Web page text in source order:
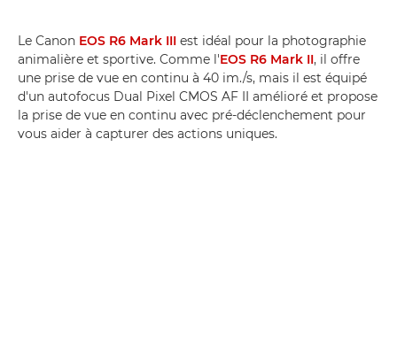
Le Canon EOS R6 Mark III est idéal pour la photographie
animalière et sportive. Comme l'EOS R6 Mark II, il offre
une prise de vue en continu à 40 im./s, mais il est équipé
d'un autofocus Dual Pixel CMOS AF II amélioré et propose
la prise de vue en continu avec pré-déclenchement pour
vous aider à capturer des actions uniques.